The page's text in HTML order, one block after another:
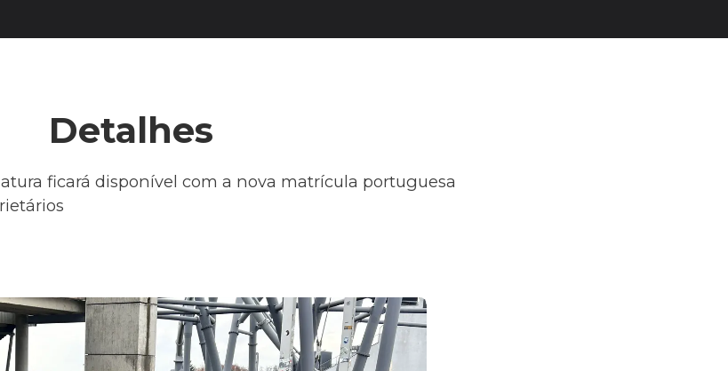
Detalhes
ficará disponível com a nova matrícula portuguesa